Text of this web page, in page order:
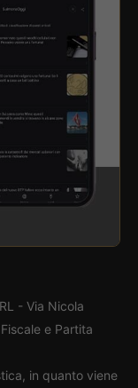
- Via Nicola
e Partita
in quanto viene